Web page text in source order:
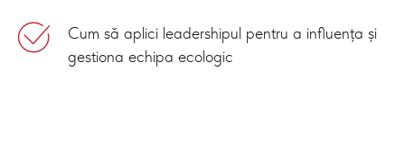
Cum să aplici leadershipul pentru a influența și
gestiona echipa ecologic